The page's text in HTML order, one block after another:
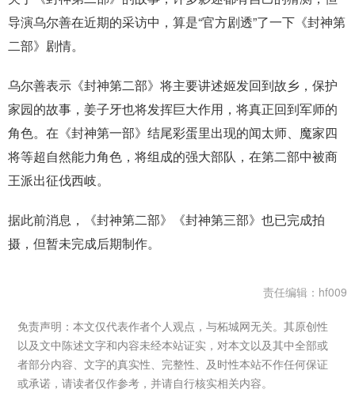
导演乌尔善在近期的采访中，算是“官方剧透”了一下《封神第
二部》剧情。
乌尔善表示《封神第二部》将主要讲述姬发回到故乡，保护
家园的故事，姜子牙也将发挥巨大作用，将真正回到军师的
角色。在《封神第一部》结尾彩蛋里出现的闻太师、魔家四
将等超自然能力角色，将组成的强大部队，在第二部中被商
王派出征伐西岐。
据此前消息，《封神第二部》《封神第三部》也已完成拍
摄，但暂未完成后期制作。
责任编辑：hf009
免责声明：本文仅代表作者个人观点，与柘城网无关。其原创性
以及文中陈述文字和内容未经本站证实，对本文以及其中全部或
者部分内容、文字的真实性、完整性、及时性本站不作任何保证
或承诺，请读者仅作参考，并请自行核实相关内容。